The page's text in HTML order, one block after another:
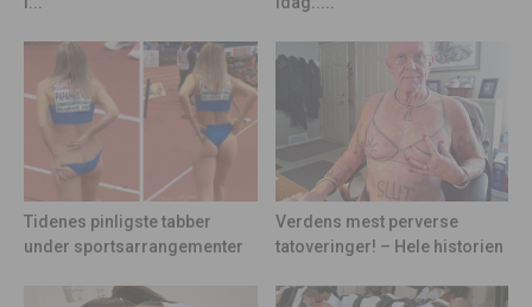
Tidenes pinligste tabber
under sportsarrangementer
Verdens mest perverse
tatoveringer! – Hele historien